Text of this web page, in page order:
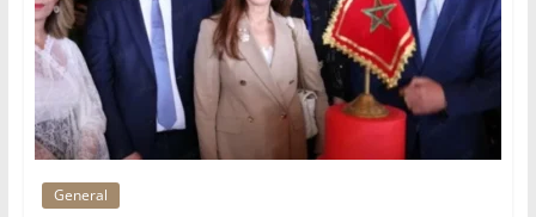
General